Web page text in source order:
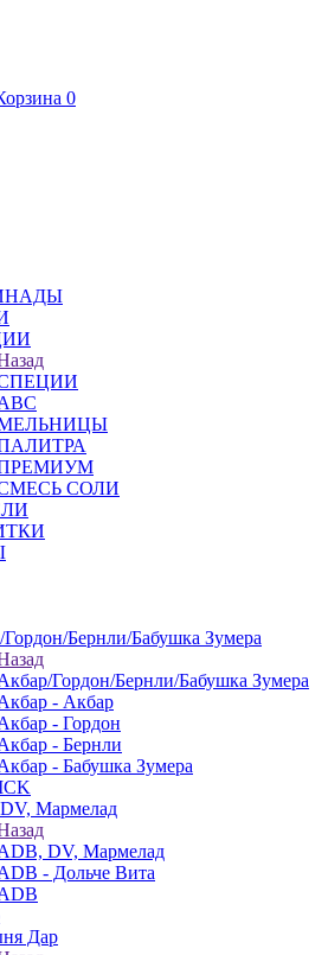
0
СОЛИ
Бернли/Бабушка Зумера
Гордон/Бернли/Бабушка Зумера
- Акбар
- Гордон
- Бернли
- Бабушка Зумера
Мармелад
DV, Мармелад
- Дольче Вита
Дар